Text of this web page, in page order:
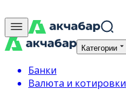
Категории
Банки
Валюта и котировки